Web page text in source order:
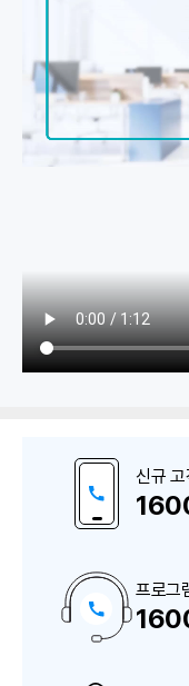
보조원장(계정
보고서(일/월계
2. 고정자산
신규
프로그